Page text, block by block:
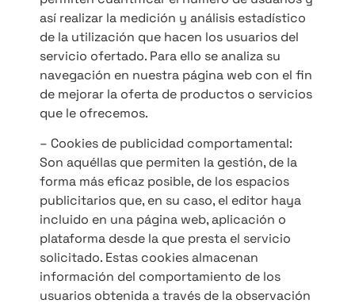
así realizar la medición y análisis estadístico
de la utilización que hacen los usuarios del
servicio ofertado. Para ello se analiza su
navegación en nuestra página web con el fin
de mejorar la oferta de productos o servicios
que le ofrecemos.
– Cookies de publicidad comportamental:
Son aquéllas que permiten la gestión, de la
forma más eficaz posible, de los espacios
publicitarios que, en su caso, el editor haya
incluido en una página web, aplicación o
plataforma desde la que presta el servicio
solicitado. Estas cookies almacenan
información del comportamiento de los
usuarios obtenida a través de la observación